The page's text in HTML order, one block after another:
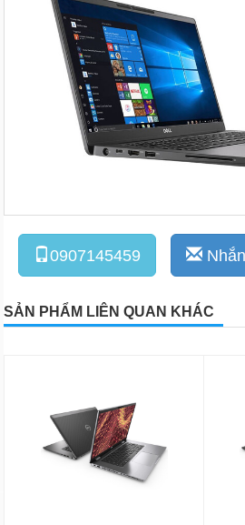
0907145459
SẢN PHẨM LIÊN QUAN KHÁC